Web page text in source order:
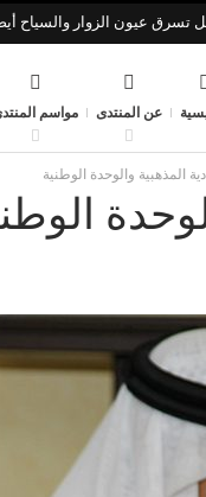
تسرق عيون الزوار والسياح
عن المنتدى مواسم
المذهبية والوحدة الوطنية